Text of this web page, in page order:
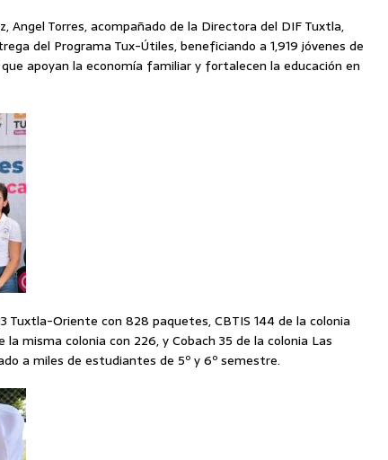
Angel Torres, acompañado de la Directora del DIF Tuxtla,
del Programa Tux-Útiles, beneficiando a 1,919 jóvenes de
apoyan la economía familiar y fortalecen la educación en
Tuxtla-Oriente con 828 paquetes, CBTIS 144 de la colonia
misma colonia con 226, y Cobach 35 de la colonia Las
a miles de estudiantes de 5º y 6º semestre.